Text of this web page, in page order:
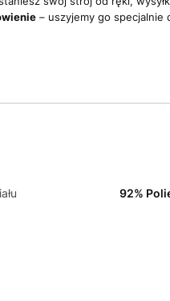
– uszyjemy go specjalnie
92%